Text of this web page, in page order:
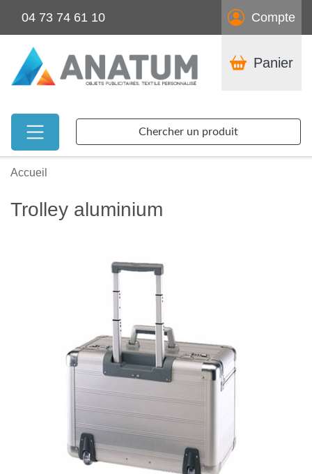
04 73 74 61 10 Compte
Panier
Chercher un produit
Accueil
Trolley aluminium